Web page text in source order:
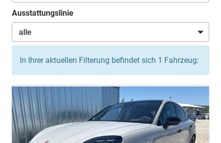
Ausstattungslinie
In Ihrer aktuellen Filterung befindet sich 1 Fahrzeug: